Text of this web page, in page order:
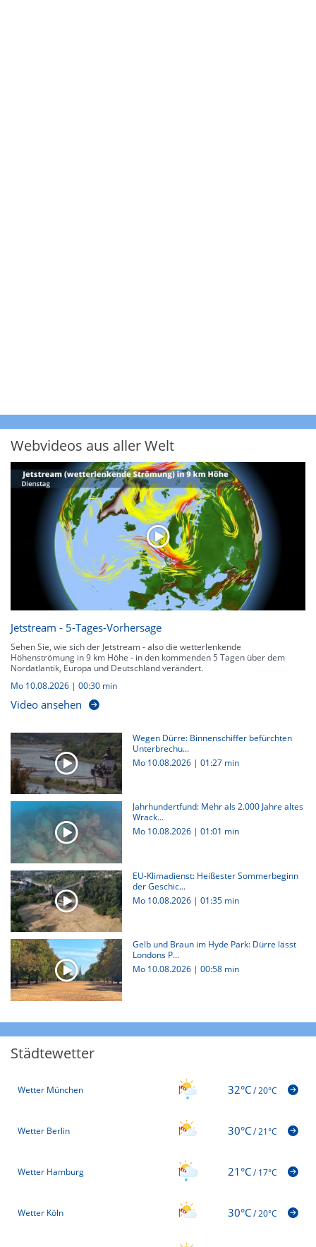
Webvideos aus aller Welt
Jetstream - 5-Tages-Vorhersage
Sehen Sie, wie sich der Jetstream - also die wetterlenkende
Höhenströmung in 9 km Höhe - in den kommenden 5 Tagen über dem
Nordatlantik, Europa und Deutschland verändert.
Mo 10.08.2026 | 00:30 min
Video ansehen
Wegen Dürre: Binnenschiffer befürchten
Unterbrechu...
Mo 10.08.2026 |01:27 min
Jahrhundertfund: Mehr als 2.000 Jahre altes
Wrack...
Mo 10.08.2026 |01:01 min
EU-Klimadienst: Heißester Sommerbeginn
der Geschic...
Mo 10.08.2026 |01:35 min
Gelb und Braun im Hyde Park: Dürre lässt
Londons P...
Mo 10.08.2026 |00:58 min
Städtewetter
Wetter München 32°C/20°C
Wetter Berlin 30°C/21°C
Wetter Hamburg 21°C/17°C
Wetter Köln 30°C/20°C